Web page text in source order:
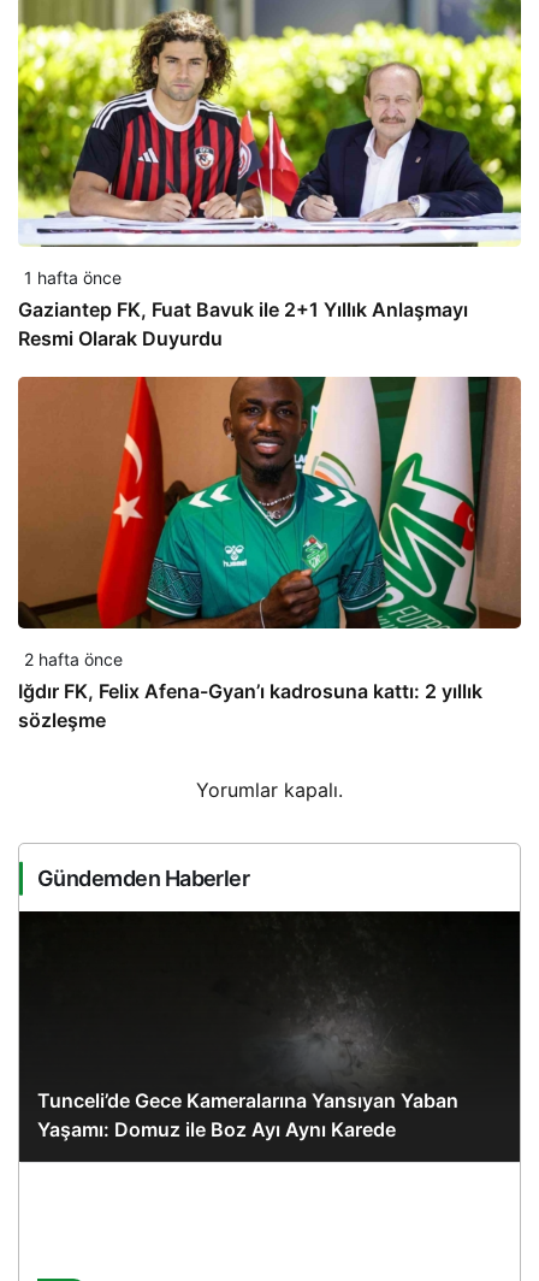
1 hafta önce
Gaziantep FK, Fuat Bavuk ile 2+1 Yıllık Anlaşmayı
Resmi Olarak Duyurdu
2 hafta önce
Iğdır FK, Felix Afena-Gyan’ı kadrosuna kattı: 2 yıllık
sözleşme
Yorumlar kapalı.
Gündemden Haberler
Tunceli’de Gece Kameralarına Yansıyan Yaban
Yaşamı: Domuz ile Boz Ayı Aynı Karede